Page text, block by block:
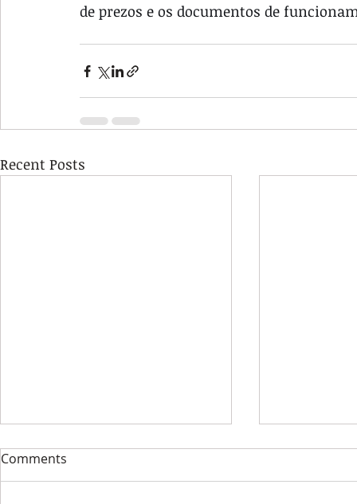
de prezos e os documentos de
Recent Posts
Comments